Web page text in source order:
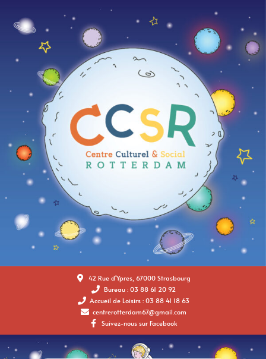
42 Rue d'Ypres, 67000 Strasbourg
Bureau : 03 88 61 20 92
Accueil de Loisirs : 03 88 41 18 63
centrerotterdam67@gmail.com
Suivez-nous sur Facebook